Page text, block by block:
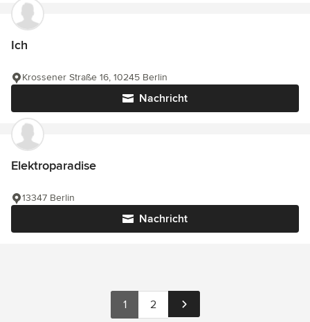
Ich
Nachricht
Krossener Straße 16, 10245 Berlin
Elektroparadise
Nachricht
13347 Berlin
1 2